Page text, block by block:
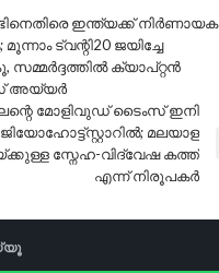
ഇന്ത്യക്ക് നിർണായക
മൂന്നാം ട്വന്റി20 ജയിച്ചേ
സമ്മർദ്ദത്തിൽ ക്യാപ്റ്റൻ
അയ്യർ
മോളിവുഡ് ടൈംസ് ഇനി
ജിയോഹോട്ട്‌സ്റ്റാറിൽ; മലയാള
സ്നേഹ-വിദ്വേഷ കത്ത്
എന്ന് നിരൂപകർ